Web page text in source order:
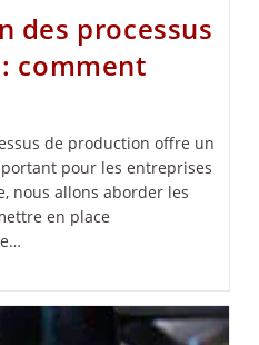
des processus
comment
de production offre un
pour les entreprises
nous allons aborder les
en place